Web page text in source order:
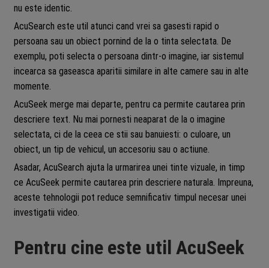
nu este identic.
AcuSearch este util atunci cand vrei sa gasesti rapid o
persoana sau un obiect pornind de la o tinta selectata. De
exemplu, poti selecta o persoana dintr-o imagine, iar sistemul
incearca sa gaseasca aparitii similare in alte camere sau in alte
momente.
AcuSeek merge mai departe, pentru ca permite cautarea prin
descriere text. Nu mai pornesti neaparat de la o imagine
selectata, ci de la ceea ce stii sau banuiesti: o culoare, un
obiect, un tip de vehicul, un accesoriu sau o actiune.
Asadar, AcuSearch ajuta la urmarirea unei tinte vizuale, in timp
ce AcuSeek permite cautarea prin descriere naturala. Impreuna,
aceste tehnologii pot reduce semnificativ timpul necesar unei
investigatii video.
Pentru cine este util AcuSeek